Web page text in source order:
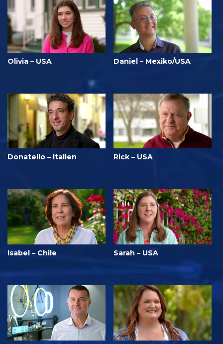
Olivia – USA Daniel – Mexiko/USA
Donatello – Italien Rick – USA
Isabel – Chile Sarah – USA